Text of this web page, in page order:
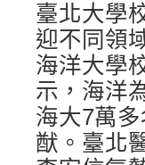
臺北大學
迎不同領
海洋大學
示，海洋
海大7萬
猷。臺北